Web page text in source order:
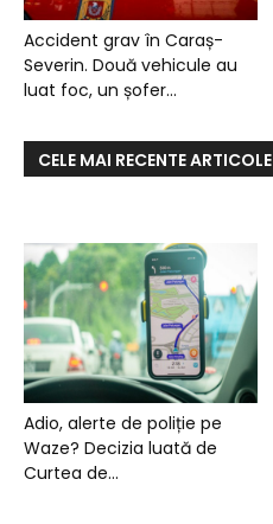
Accident grav în Caraș-
Severin. Două vehicule au
luat foc, un șofer...
CELE MAI RECENTE ARTICOLE
Adio, alerte de poliție pe
Waze? Decizia luată de
Curtea de...